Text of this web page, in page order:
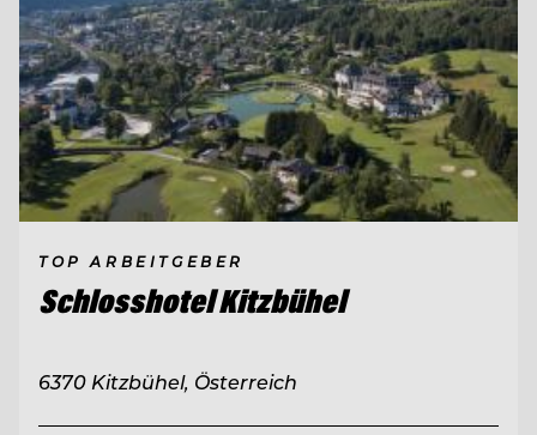
TOP ARBEITGEBER
Schlosshotel Kitzbühel
6370 Kitzbühel, Österreich